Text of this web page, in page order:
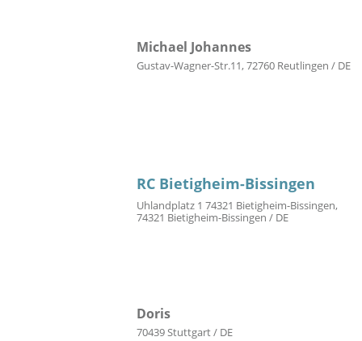
Michael Johannes
Gustav-Wagner-Str.11, 72760 Reutlingen / DE
RC Bietigheim-Bissingen
Uhlandplatz 1 74321 Bietigheim-Bissingen,
74321 Bietigheim-Bissingen / DE
Doris
70439 Stuttgart / DE